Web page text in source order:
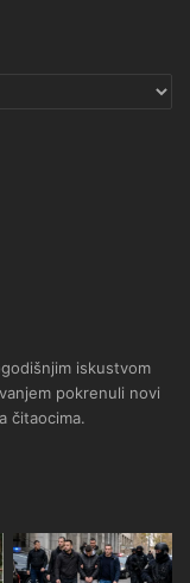
iskustvom
pokrenuli novi
čitaocima.